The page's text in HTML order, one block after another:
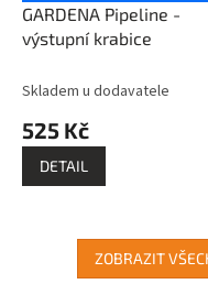
GARDENA Pipeline -
výstupní krabice
Skladem u dodavatele
525 Kč
DETAIL
ZOBRAZIT